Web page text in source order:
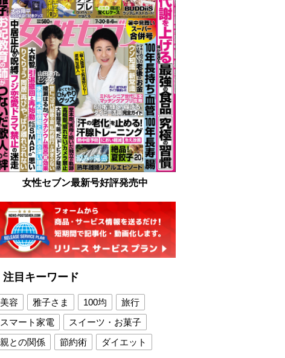
女性セブン最新号好評発売中
注目キーワード
美容 雅子さま 100均
旅行
スマート家電
スイーツ・お菓子
親との関係
節約術
ダイエット